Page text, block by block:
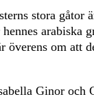
stora
arabiska
om att
Ginor och